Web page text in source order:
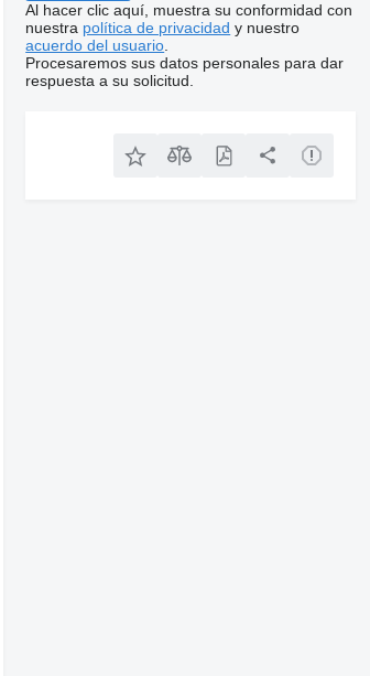
Al hacer clic aquí, muestra su conformidad con
nuestra política de privacidad y nuestro
acuerdo del usuario
Procesaremos sus datos personales para dar
respuesta a su solicitud.